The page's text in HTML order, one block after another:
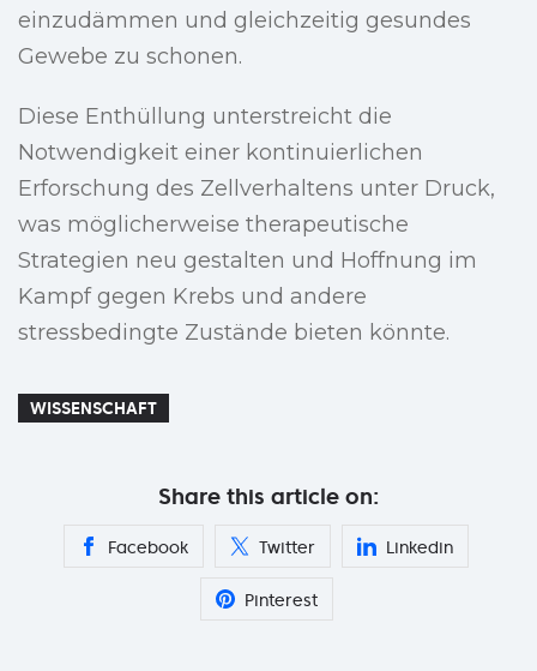
einzudämmen und gleichzeitig gesundes
Gewebe zu schonen.
Diese Enthüllung unterstreicht die
Notwendigkeit einer kontinuierlichen
Erforschung des Zellverhaltens unter Druck,
was möglicherweise therapeutische
Strategien neu gestalten und Hoffnung im
Kampf gegen Krebs und andere
stressbedingte Zustände bieten könnte.
WISSENSCHAFT
Share this article on:
Facebook Twitter Linkedin
Pinterest